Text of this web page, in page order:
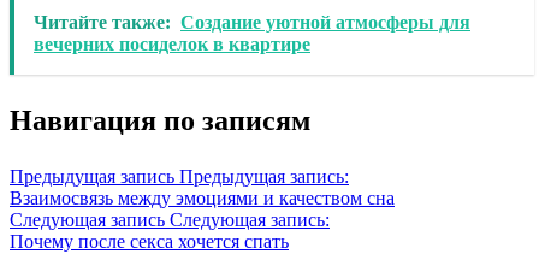
Читайте также: Создание уютной атмосферы для
вечерних посиделок в квартире
Навигация по записям
Предыдущая запись Предыдущая запись:
Взаимосвязь между эмоциями и качеством сна
Следующая запись Следующая запись:
Почему после секса хочется спать